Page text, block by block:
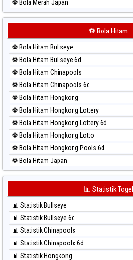
⚽ Bola Merah Japan
⚽ Bola Merah Japan 6d
⚽ Bola Merah Kuda Lari
⚽ Bola Merah Magnum Cambodia
⚽ Bola Merah Nagoya
⚽ Bola Merah North Carolina Day
⚽ Bola Merah Pcso
⚽ Bola Merah Sao Paulo
⚽ Bola Merah Singapore
⚽ Bola Merah Sydney
⚽ Bola Merah Sydney Lottery
⚽ Bola Merah Sydney Lottery 6d
⚽ Bola Merah Sydney Lotto
⚽ Bola Merah Taiwan
⚽ Bola Hitam
⚽ Bola Hitam Bullseye
⚽ Bola Hitam Bullseye 6d
⚽ Bola Hitam Chinapools
⚽ Bola Hitam Chinapools 6d
⚽ Bola Hitam Hongkong
⚽ Bola Hitam Hongkong Lottery
⚽ Bola Hitam Hongkong Lottery 6d
⚽ Bola Hitam Hongkong Lotto
⚽ Bola Hitam Hongkong Pools 6d
⚽ Bola Hitam Japan
⚽ Bola Hitam Japan 6d
⚽ Bola Hitam Kuda Lari
⚽ Bola Hitam Magnum Cambodia
⚽ Bola Hitam Nagoya
⚽ Bola Hitam North Carolina Day
⚽ Bola Hitam Pcso
📊 Statistik Togel
📊 Statistik Bullseye
📊 Statistik Bullseye 6d
📊 Statistik Chinapools
📊 Statistik Chinapools 6d
📊 Statistik Hongkong